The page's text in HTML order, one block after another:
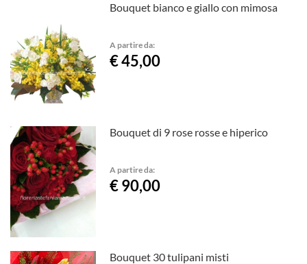
Bouquet bianco e giallo con mimosa
A partire da:
€ 45,00
Bouquet di 9 rose rosse e hiperico
A partire da:
€ 90,00
Bouquet 30 tulipani misti